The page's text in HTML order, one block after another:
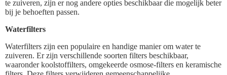
te zuiveren, zijn er nog andere opties beschikbaar die mogelijk beter
bij je behoeften passen.
Waterfilters
Waterfilters zijn een populaire en handige manier om water te
zuiveren. Er zijn verschillende soorten filters beschikbaar,
waaronder koolstoffilters, omgekeerde osmose-filters en keramische